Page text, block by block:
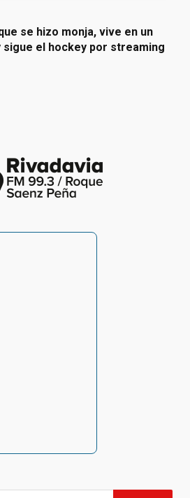
se hizo monja, vive en un
sigue el hockey por streaming